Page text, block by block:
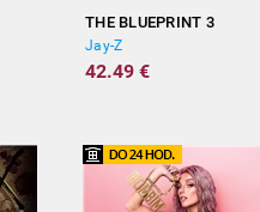
THE BLUEPRINT 3
Jay-Z
42.49 €